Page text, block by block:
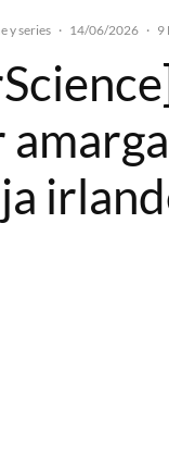
y series · 14/06/2026 · 9